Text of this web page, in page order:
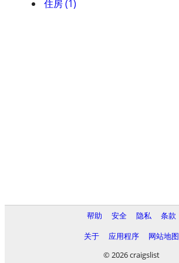
住房 (1)
帮助 安全 隐私
条款
关于
应用程序
网站地图
© 2026 craigslist